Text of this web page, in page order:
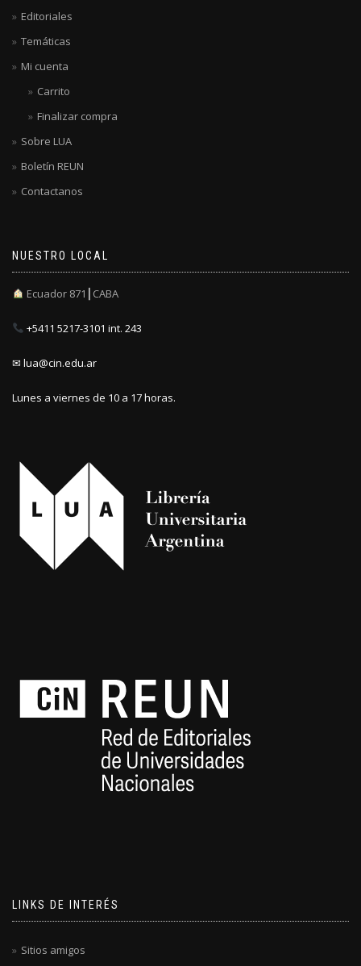
Editoriales
Temáticas
Mi cuenta
Carrito
Finalizar compra
Sobre LUA
Boletín REUN
Contactanos
NUESTRO LOCAL
Ecuador 871┃CABA
+5411 5217-3101 int. 243
✉ lua@cin.edu.ar
Lunes a viernes de 10 a 17 horas.
LINKS DE INTERÉS
Sitios amigos